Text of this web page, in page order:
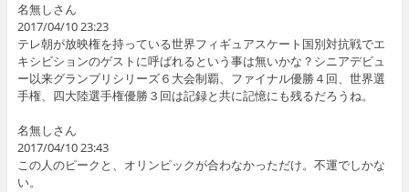
名無しさん
2017/04/10 23:23
テレ朝が放映権を持っている世界フィギュアスケート国別対抗戦でエ
キシビションのゲストに呼ばれるという事は無いかな？シニアデビュ
ー以来グランプリシリーズ６大会制覇、ファイナル優勝４回、世界選
手権、四大陸選手権優勝３回は記録と共に記憶にも残るだろうね。
名無しさん
2017/04/10 23:43
この人のピークと、オリンピックが合わなかっただけ。不運でしかな
い。